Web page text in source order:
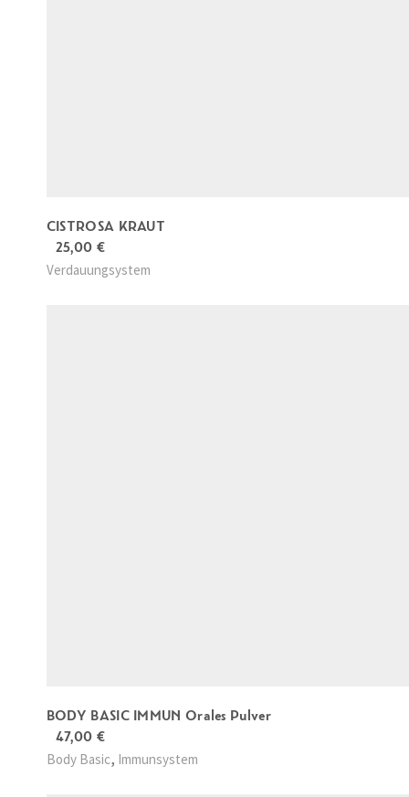
CISTROSA KRAUT
25,00 €
Verdauungsystem
BODY BASIC IMMUN Orales Pulver
47,00 €
Body Basic, Immunsystem